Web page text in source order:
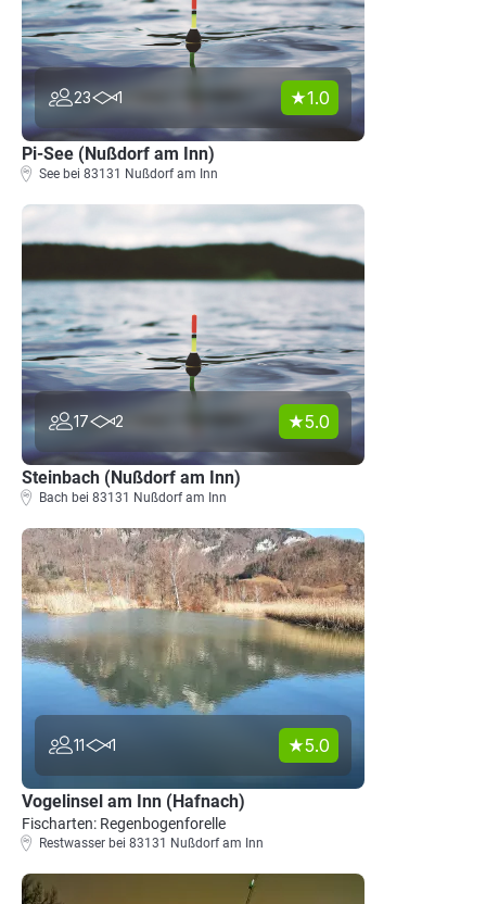
23 1 1.0
Pi-See (Nußdorf am Inn)
See bei 83131 Nußdorf am Inn
17 2 5.0
Steinbach (Nußdorf am Inn)
Bach bei 83131 Nußdorf am Inn
11 1 5.0
Vogelinsel am Inn (Hafnach)
Fischarten: Regenbogenforelle
Restwasser bei 83131 Nußdorf am Inn